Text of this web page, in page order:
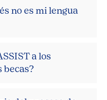
no es mi lengua
a los
becas?